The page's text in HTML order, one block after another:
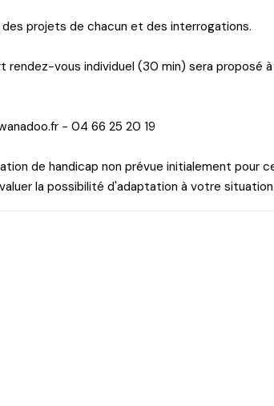
projets de chacun et des interrogations.
rendez-vous individuel (30 min) sera proposé
- 04 66 25 20 19
de handicap non prévue initialement pour
la possibilité d'adaptation à votre situation.